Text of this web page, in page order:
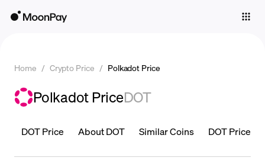
Home / Crypto Price / Polkadot Price
Polkadot PriceDOT
DOT Price About DOT Similar Coins DOT Price is